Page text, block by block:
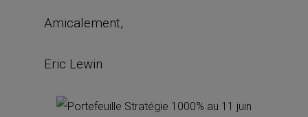
Amicalement,
Eric Lewin